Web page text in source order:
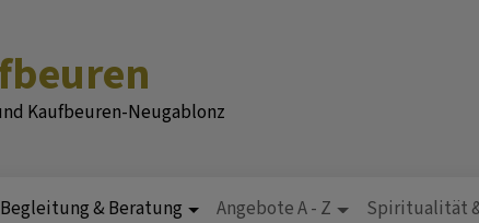
Kaufbeuren-Neugablonz
Begleitung & Beratung Angebote A - Z Spiritualität